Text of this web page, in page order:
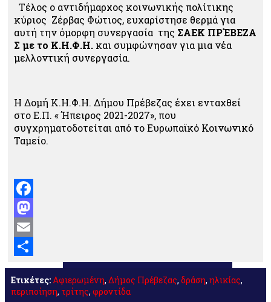
Τέλος ο αντιδήμαρχος κοινωνικής πολίτικης
κύριος Ζέρβας Φώτιος, ευχαρίστησε θερμά για
αυτή την όμορφη συνεργασία της ΣΑΕΚ ΠΡΈΒΕΖΑ
Σ με το Κ.Η.Φ.Η. και συμφώνησαν για μια νέα
μελλοντική συνεργασία.
Η Δομή Κ.Η.Φ.Η. Δήμου Πρέβεζας έχει ενταχθεί
στο Ε.Π. « Ήπειρος 2021-2027», που
συγχρηματοδοτείται από το Ευρωπαϊκό Κοινωνικό
Ταμείο.
Facebook
Mastodon
Email
Μοιραστείτε
Ετικέτες:Αφιερωμένη, Δήμος Πρέβεζας, δράση, ηλικίας,
περιποίηση, τρίτης, φροντίδα